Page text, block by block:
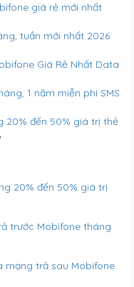
giá rẻ mới nhất
tuần mới nhất 2026
Giá Rẻ Nhất Data
1 năm miễn phí SMS
20% đến 50% giá trị thẻ
20% đến 50% giá trị
trước Mobifone tháng
mạng trả sau Mobifone